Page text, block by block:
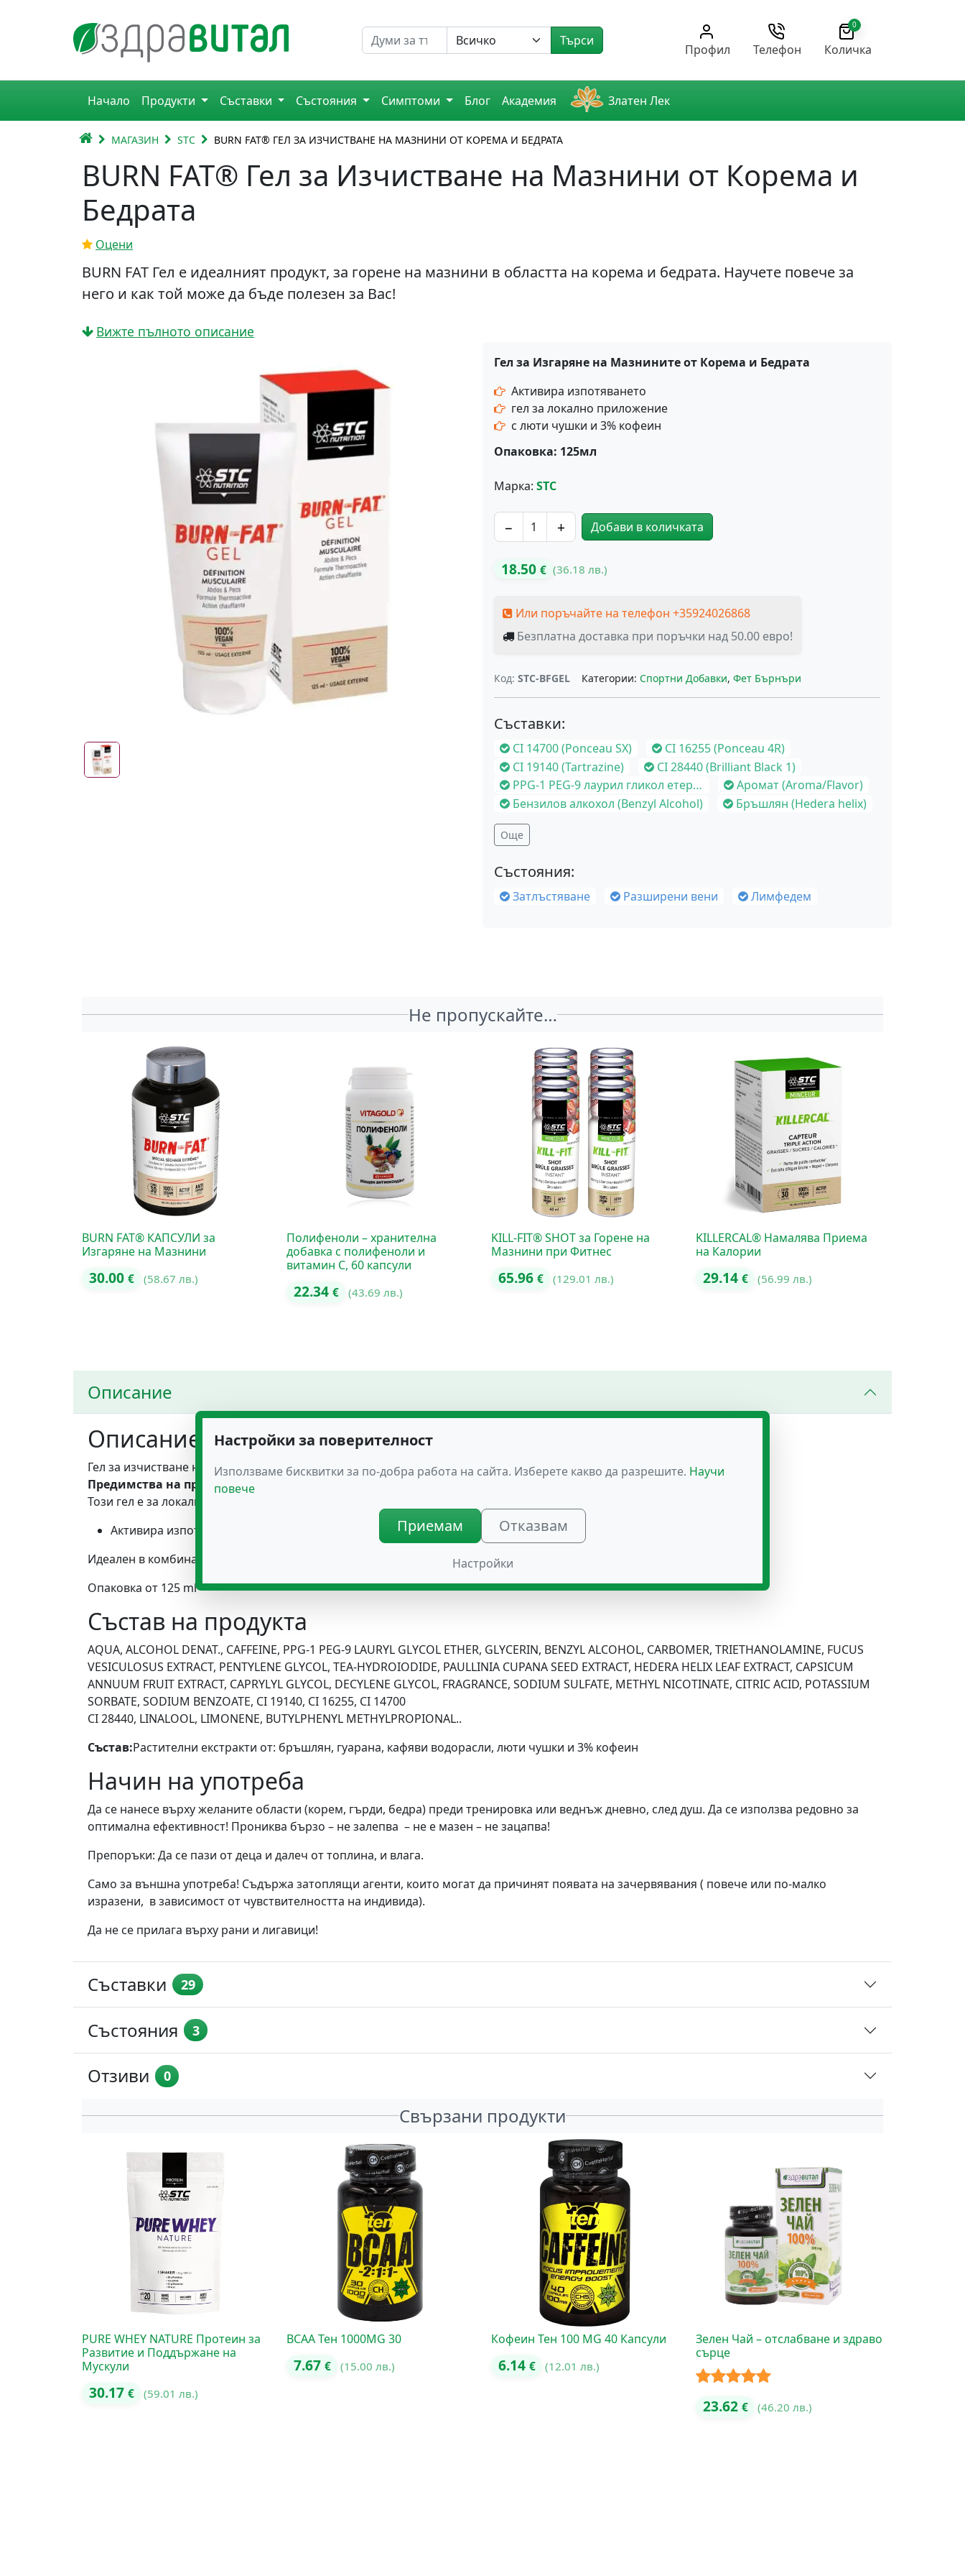
Горна навигация
Търсене на Търси
Профил Телефон
0
Количка
Главна навигация
Начало Продукти Съставки Състояния Симптоми Блог Академия Златен Лек
НАЧАЛО
МАГАЗИН STC BURN FAT® ГЕЛ ЗА ИЗЧИСТВАНЕ НА МАЗНИНИ ОТ КОРЕМА И БЕДРАТА
BURN FAT® Гел за Изчистване на Мазнини от Корема и
Бедрата
Оцени
BURN FAT Гел е идеалният продукт, за горене на мазнини в областта на корема и бедрата. Научете повече за
него и как той може да бъде полезен за Вас!
Вижте пълното описание
Гел за Изгаряне на Мазнините от Корема и Бедрата
Активира изпотяването
гел за локално приложение
с люти чушки и 3% кофеин
Опаковка: 125мл
Марка: STC
количество за BURN FAT® Гел за Изчистване на Мазнини от Корема и Бедрата
− + Добави в количката
18.50 € (36.18 лв.)
Или поръчайте на телефон +35924026868
Безплатна доставка при поръчки над 50.00 евро!
Код: STC-BFGEL Категории: Спортни Добавки, Фет Бърнъри
Съставки:
CI 14700 (Ponceau SX)
CI 16255 (Ponceau 4R)
CI 19140 (Tartrazine)
CI 28440 (Brilliant Black 1)
PPG-1 PEG-9 лаурил гликол етер (PPG-1 PEG-9 Lauryl Glycol Ether)
Аромат (Aroma/Flavor)
Бензилов алкохол (Benzyl Alcohol)
Бръшлян (Hedera helix)
Още
Състояния:
Затлъстяване Разширени вени Лимфедем
Не пропускайте…
BURN FAT® КАПСУЛИ за
Изгаряне на Мазнини
30.00 € (58.67 лв.)
Полифеноли – хранителна
добавка с полифеноли и
витамин C, 60 капсули
22.34 € (43.69 лв.)
KILL-FIT® SHOT за Горене на
Мазнини при Фитнес
65.96 € (129.01 лв.)
KILLERCAL® Намалява Приема
на Калории
29.14 € (56.99 лв.)
Описание
Описание на продукта
Гел за изчистване на мазнини: корем и бедра
Предимства на продукта :
Този гел е за локално приложение и за изчистване на мускулите в областта на корема, и бедрата
Активира изпотяването
Идеален в комбинация с BURN – FAT капсули или BURN – FAT 500, за максимална ефективност!
Опаковка от 125 ml
Състав на продукта
AQUA, ALCOHOL DENAT., CAFFEINE, PPG-1 PEG-9 LAURYL GLYCOL ETHER, GLYCERIN, BENZYL ALCOHOL, CARBOMER, TRIETHANOLAMINE, FUCUS
VESICULOSUS EXTRACT, PENTYLENE GLYCOL, TEA-HYDROIODIDE, PAULLINIA CUPANA SEED EXTRACT, HEDERA HELIX LEAF EXTRACT, CAPSICUM
ANNUUM FRUIT EXTRACT, CAPRYLYL GLYCOL, DECYLENE GLYCOL, FRAGRANCE, SODIUM SULFATE, METHYL NICOTINATE, CITRIC ACID, POTASSIUM
SORBATE, SODIUM BENZOATE, CI 19140, CI 16255, CI 14700
CI 28440, LINALOOL, LIMONENE, BUTYLPHENYL METHYLPROPIONAL..
Състав:Растителни екстракти от: бръшлян, гуарана, кафяви водорасли, люти чушки и 3% кофеин
Начин на употреба
Да се нанесе върху желаните области (корем, гърди, бедра) преди тренировка или веднъж дневно, след душ. Да се използва редовно за
оптимална ефективност! Прониква бързо – не залепва – не е мазен – не зацапва!
Препоръки: Да се пази от деца и далеч от топлина, и влага.
Само за външна употреба! Съдържа затоплящи агенти, които могат да причинят появата на зачервявания ( повече или по-малко
изразени, в зависимост от чувствителността на индивида).
Да не се прилага върху рани и лигавици!
Съставки 29
Състояния 3
Отзиви 0
Свързани продукти
PURE WHEY NATURE Протеин за
Развитие и Поддържане на
Мускули
30.17 € (59.01 лв.)
BCAA Тен 1000MG 30
7.67 € (15.00 лв.)
Кофеин Тен 100 MG 40 Капсули
6.14 € (12.01 лв.)
Зелен Чай – отслабване и здраво
сърце
Оценено с
23.62 € (46.20 лв.)
Настройки за поверителност
Използваме бисквитки за по-добра работа на сайта. Изберете какво да разрешите. Научи
повече
Приемам Отказвам
Настройки